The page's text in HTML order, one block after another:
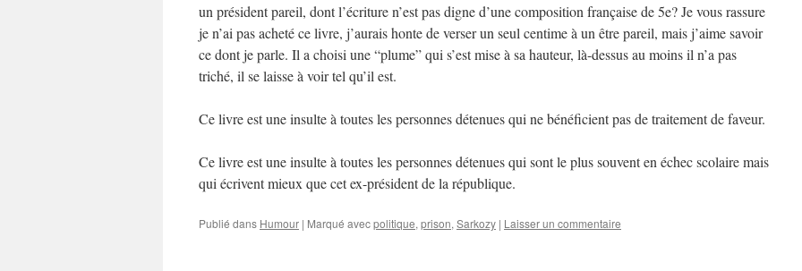
un président pareil, dont l’écriture n’est pas digne d’une composition française de 5e? Je vous rassure
je n’ai pas acheté ce livre, j’aurais honte de verser un seul centime à un être pareil, mais j’aime savoir
ce dont je parle. Il a choisi une “plume” qui s’est mise à sa hauteur, là-dessus au moins il n’a pas
triché, il se laisse à voir tel qu’il est.
Ce livre est une insulte à toutes les personnes détenues qui ne bénéficient pas de traitement de faveur.
Ce livre est une insulte à toutes les personnes détenues qui sont le plus souvent en échec scolaire mais
qui écrivent mieux que cet ex-président de la république.
Publié dans Humour | Marqué avecpolitique, prison, Sarkozy | Laisser un commentaire